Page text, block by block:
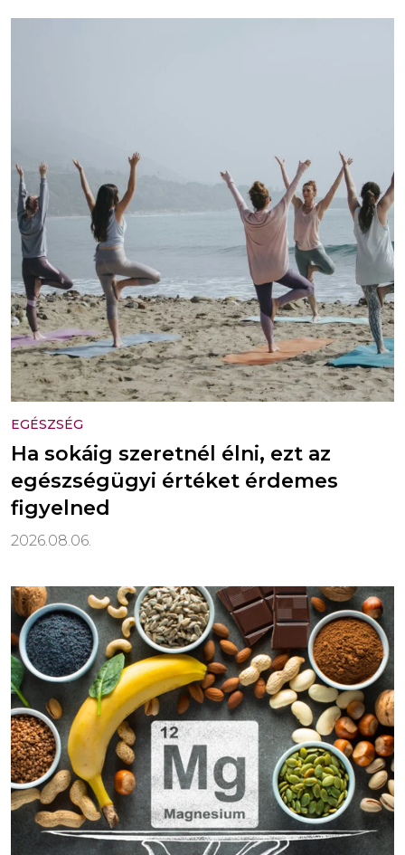
EGÉSZSÉG
Ha sokáig szeretnél élni, ezt az
egészségügyi értéket érdemes
figyelned
2026.08.06.